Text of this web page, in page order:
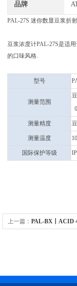
品牌
PAL-27S 迷你数显豆浆折
豆浆浓度计PAL-27S是适
的口味风格.
型号
测量范围
测量精度
测量温度
国际保护等级
上一篇： PAL-BX丨ACID